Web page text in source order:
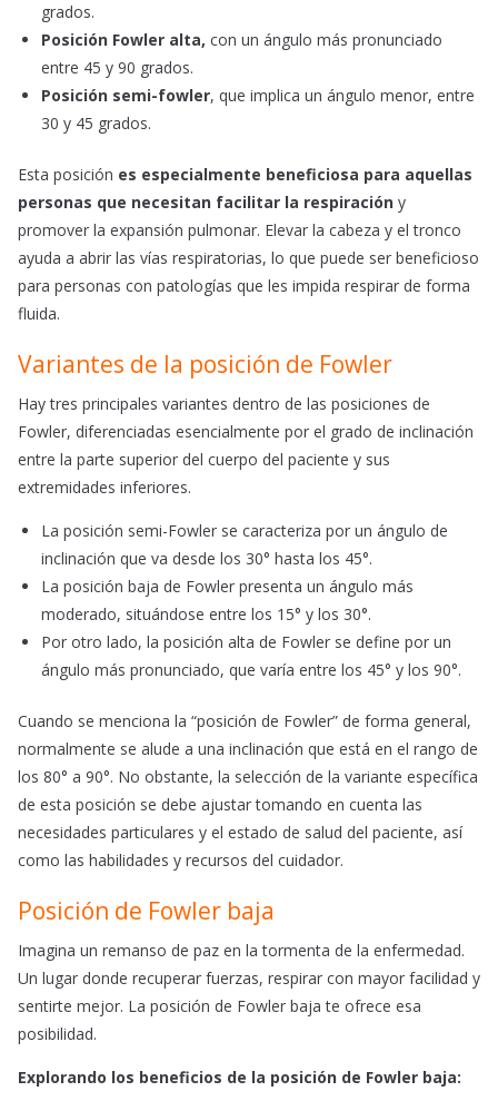
grados.
Posición Fowler alta, con un ángulo más pronunciado
entre 45 y 90 grados.
Posición semi-fowler, que implica un ángulo menor, entre
30 y 45 grados.
Esta posición es especialmente beneficiosa para aquellas
personas que necesitan facilitar la respiración y
promover la expansión pulmonar. Elevar la cabeza y el tronco
ayuda a abrir las vías respiratorias, lo que puede ser beneficioso
para personas con patologías que les impida respirar de forma
fluida.
Variantes de la posición de Fowler
Hay tres principales variantes dentro de las posiciones de
Fowler, diferenciadas esencialmente por el grado de inclinación
entre la parte superior del cuerpo del paciente y sus
extremidades inferiores.
La posición semi-Fowler se caracteriza por un ángulo de
inclinación que va desde los 30° hasta los 45°.
La posición baja de Fowler presenta un ángulo más
moderado, situándose entre los 15° y los 30°.
Por otro lado, la posición alta de Fowler se define por un
ángulo más pronunciado, que varía entre los 45° y los 90°.
Cuando se menciona la “posición de Fowler” de forma general,
normalmente se alude a una inclinación que está en el rango de
los 80° a 90°. No obstante, la selección de la variante específica
de esta posición se debe ajustar tomando en cuenta las
necesidades particulares y el estado de salud del paciente, así
como las habilidades y recursos del cuidador.
Posición de Fowler baja
Imagina un remanso de paz en la tormenta de la enfermedad.
Un lugar donde recuperar fuerzas, respirar con mayor facilidad y
sentirte mejor. La posición de Fowler baja te ofrece esa
posibilidad.
Explorando los beneficios de la posición de Fowler baja: